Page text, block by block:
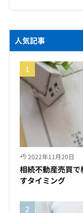
人気記事
2022年11月20日
相続不動産売買
すタイミング